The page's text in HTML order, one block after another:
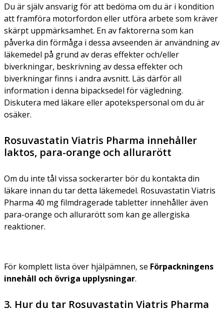
Du är själv ansvarig för att bedöma om du är i kondition
att framföra motorfordon eller utföra arbete som kräver
skärpt uppmärksamhet. En av faktorerna som kan
påverka din förmåga i dessa avseenden är användning av
läkemedel på grund av deras effekter och/eller
biverkningar, beskrivning av dessa effekter och
biverkningar finns i andra avsnitt. Läs därför all
information i denna bipacksedel för vägledning.
Diskutera med läkare eller apotekspersonal om du är
osäker.
Rosuvastatin Viatris Pharma innehåller
laktos, para-orange och allurarött
Om du inte tål vissa sockerarter bör du kontakta din
läkare innan du tar detta läkemedel. Rosuvastatin Viatris
Pharma 40 mg filmdragerade tabletter innehåller även
para-orange och allurarött som kan ge allergiska
reaktioner.
För komplett lista över hjälpämnen, se Förpackningens
innehåll och övriga upplysningar.
3. Hur du tar Rosuvastatin Viatris Pharma